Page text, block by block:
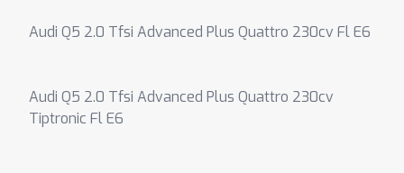
Audi Q5 2.0 Tfsi Advanced Plus Quattro 230cv Fl E6
Audi Q5 2.0 Tfsi Advanced Plus Quattro 230cv
Tiptronic Fl E6